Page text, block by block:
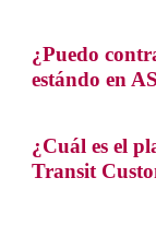
¿Puedo
estándo en
¿Cuál es el
Transit